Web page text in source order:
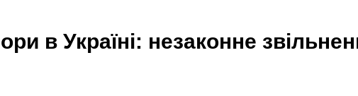
в Україні: незаконне